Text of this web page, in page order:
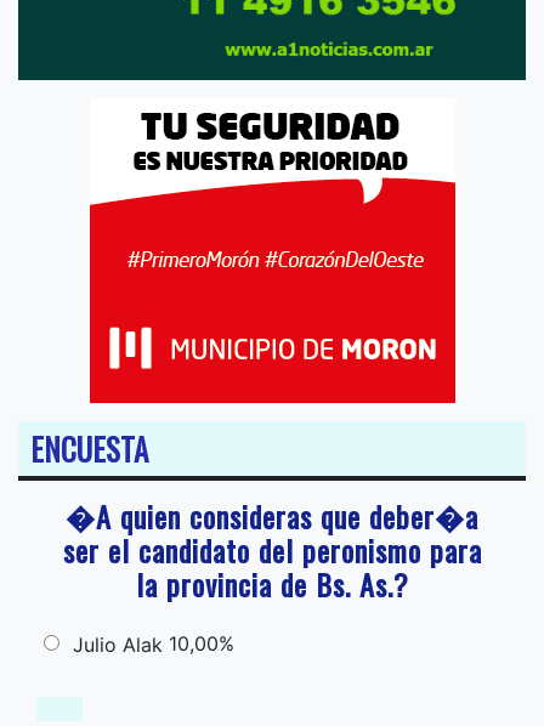
ENCUESTA
�A quien consideras que deber�a
ser el candidato del peronismo para
la provincia de Bs. As.?
Julio Alak 10,00%